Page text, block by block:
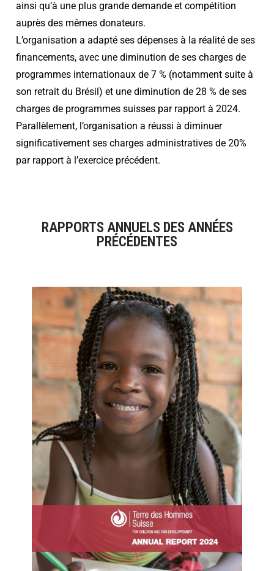
ainsi qu’à une plus grande demande et compétition
auprès des mêmes donateurs.
L’organisation a adapté ses dépenses à la réalité de ses
financements, avec une diminution de ses charges de
programmes internationaux de 7 % (notamment suite à
son retrait du Brésil) et une diminution de 28 % de ses
charges de programmes suisses par rapport à 2024.
Parallèlement, l’organisation a réussi à diminuer
significativement ses charges administratives de 20%
par rapport à l’exercice précédent.
RAPPORTS ANNUELS DES ANNÉES
PRÉCÉDENTES